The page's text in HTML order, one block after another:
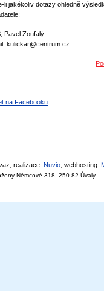
li jakékoliv dotazy ohledně
Pavel Zoufalý
kulickar@centrum.cz
na Facebooku
realizace: Nuvio , webhosting:
Němcové 318, 250 82 Úvaly